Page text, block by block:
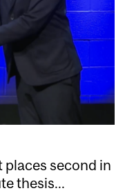
second in
thesis...